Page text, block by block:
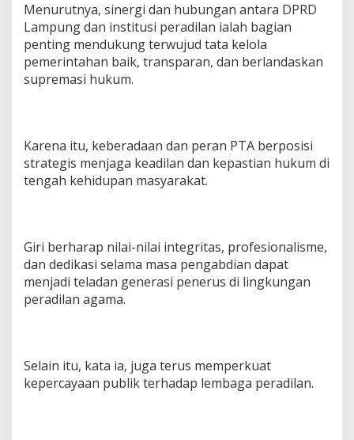
Menurutnya, sinergi dan hubungan antara DPRD
Lampung dan institusi peradilan ialah bagian
penting mendukung terwujud tata kelola
pemerintahan baik, transparan, dan berlandaskan
supremasi hukum.
Karena itu, keberadaan dan peran PTA berposisi
strategis menjaga keadilan dan kepastian hukum di
tengah kehidupan masyarakat.
Giri berharap nilai-nilai integritas, profesionalisme,
dan dedikasi selama masa pengabdian dapat
menjadi teladan generasi penerus di lingkungan
peradilan agama.
Selain itu, kata ia, juga terus memperkuat
kepercayaan publik terhadap lembaga peradilan.